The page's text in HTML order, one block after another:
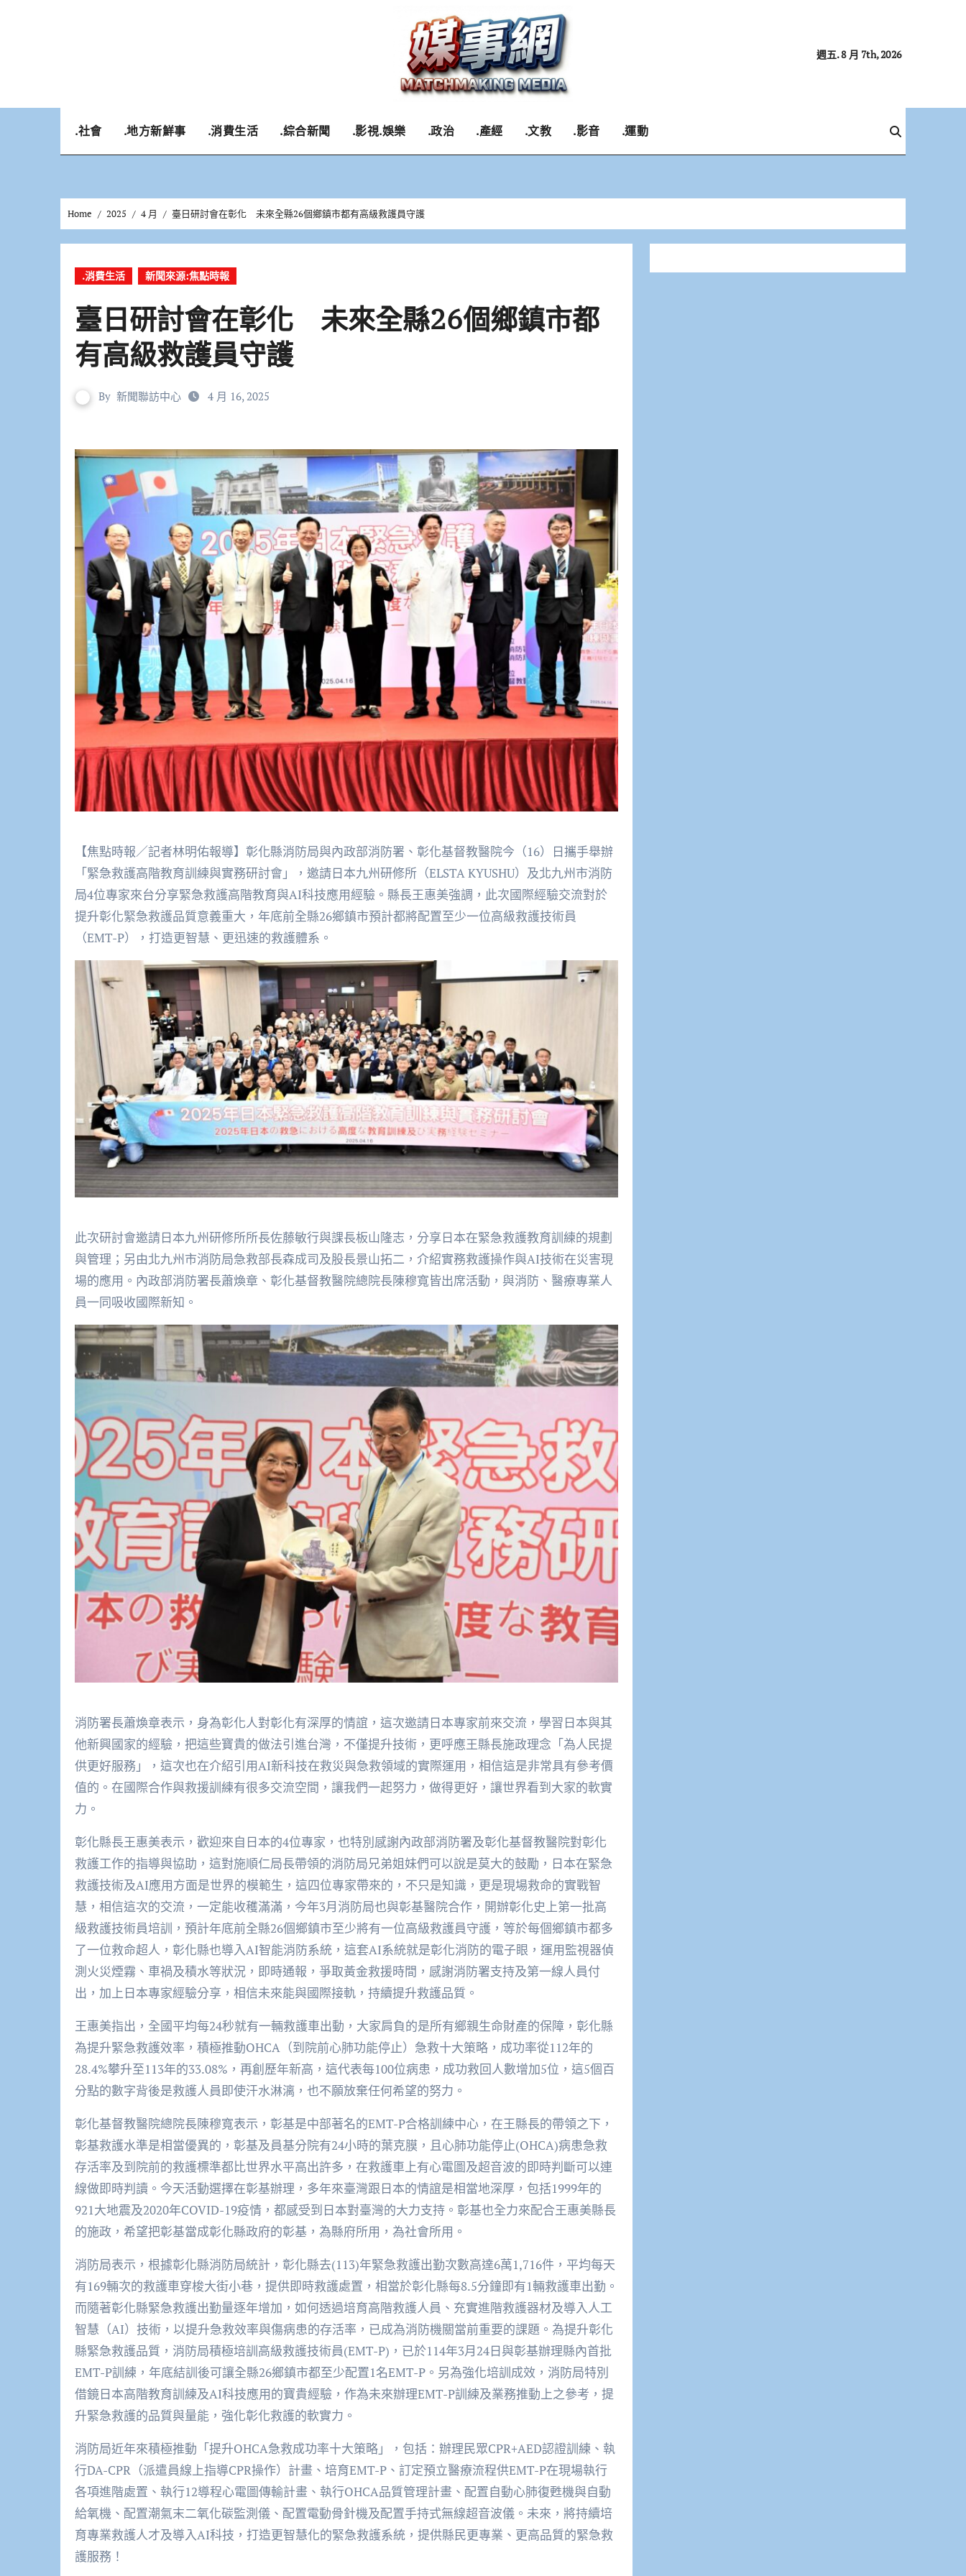
週五. 8 月 7th, 2026
.社會 .地方新鮮事 .消費生活 .綜合新聞 .影視.娛樂 .政治 .產經 .文教 .影音 .運動
Home 2025 4 月 臺日研討會在彰化 未來全縣26個鄉鎮市都有高級救護員守護
.消費生活 新聞來源:焦點時報
臺日研討會在彰化 未來全縣26個鄉鎮市都
有高級救護員守護
By 新聞聯訪中心 4 月 16, 2025
【焦點時報／記者林明佑報導】彰化縣消防局與內政部消防署、彰化基督教醫院今（16）日攜手舉辦
「緊急救護高階教育訓練與實務研討會」，邀請日本九州研修所（ELSTA KYUSHU）及北九州市消防
局4位專家來台分享緊急救護高階教育與AI科技應用經驗。縣長王惠美強調，此次國際經驗交流對於
提升彰化緊急救護品質意義重大，年底前全縣26鄉鎮市預計都將配置至少一位高級救護技術員
（EMT-P），打造更智慧、更迅速的救護體系。
此次研討會邀請日本九州研修所所長佐藤敏行與課長板山隆志，分享日本在緊急救護教育訓練的規劃
與管理；另由北九州市消防局急救部長森成司及股長景山拓二，介紹實務救護操作與AI技術在災害現
場的應用。內政部消防署長蕭煥章、彰化基督教醫院總院長陳穆寬皆出席活動，與消防、醫療專業人
員一同吸收國際新知。
消防署長蕭煥章表示，身為彰化人對彰化有深厚的情誼，這次邀請日本專家前來交流，學習日本與其
他新興國家的經驗，把這些寶貴的做法引進台灣，不僅提升技術，更呼應王縣長施政理念「為人民提
供更好服務」，這次也在介紹引用AI新科技在救災與急救領域的實際運用，相信這是非常具有參考價
值的。在國際合作與救援訓練有很多交流空間，讓我們一起努力，做得更好，讓世界看到大家的軟實
力。
彰化縣長王惠美表示，歡迎來自日本的4位專家，也特別感謝內政部消防署及彰化基督教醫院對彰化
救護工作的指導與協助，這對施順仁局長帶領的消防局兄弟姐妹們可以說是莫大的鼓勵，日本在緊急
救護技術及AI應用方面是世界的模範生，這四位專家帶來的，不只是知識，更是現場救命的實戰智
慧，相信這次的交流，一定能收穫滿滿，今年3月消防局也與彰基醫院合作，開辦彰化史上第一批高
級救護技術員培訓，預計年底前全縣26個鄉鎮市至少將有一位高級救護員守護，等於每個鄉鎮市都多
了一位救命超人，彰化縣也導入AI智能消防系統，這套AI系統就是彰化消防的電子眼，運用監視器偵
測火災煙霧、車禍及積水等狀況，即時通報，爭取黃金救援時間，感謝消防署支持及第一線人員付
出，加上日本專家經驗分享，相信未來能與國際接軌，持續提升救護品質。
王惠美指出，全國平均每24秒就有一輛救護車出動，大家肩負的是所有鄉親生命財產的保障，彰化縣
為提升緊急救護效率，積極推動OHCA（到院前心肺功能停止）急救十大策略，成功率從112年的
28.4%攀升至113年的33.08%，再創歷年新高，這代表每100位病患，成功救回人數增加5位，這5個百
分點的數字背後是救護人員即使汗水淋漓，也不願放棄任何希望的努力。
彰化基督教醫院總院長陳穆寬表示，彰基是中部著名的EMT-P合格訓練中心，在王縣長的帶領之下，
彰基救護水準是相當優異的，彰基及員基分院有24小時的葉克膜，且心肺功能停止(OHCA)病患急救
存活率及到院前的救護標準都比世界水平高出許多，在救護車上有心電圖及超音波的即時判斷可以連
線做即時判讀。今天活動選擇在彰基辦理，多年來臺灣跟日本的情誼是相當地深厚，包括1999年的
921大地震及2020年COVID-19疫情，都感受到日本對臺灣的大力支持。彰基也全力來配合王惠美縣長
的施政，希望把彰基當成彰化縣政府的彰基，為縣府所用，為社會所用。
消防局表示，根據彰化縣消防局統計，彰化縣去(113)年緊急救護出勤次數高達6萬1,716件，平均每天
有169輛次的救護車穿梭大街小巷，提供即時救護處置，相當於彰化縣每8.5分鐘即有1輛救護車出勤。
而隨著彰化縣緊急救護出勤量逐年增加，如何透過培育高階救護人員、充實進階救護器材及導入人工
智慧（AI）技術，以提升急救效率與傷病患的存活率，已成為消防機關當前重要的課題。為提升彰化
縣緊急救護品質，消防局積極培訓高級救護技術員(EMT-P)，已於114年3月24日與彰基辦理縣內首批
EMT-P訓練，年底結訓後可讓全縣26鄉鎮市都至少配置1名EMT-P。另為強化培訓成效，消防局特別
借鏡日本高階教育訓練及AI科技應用的寶貴經驗，作為未來辦理EMT-P訓練及業務推動上之參考，提
升緊急救護的品質與量能，強化彰化救護的軟實力。
消防局近年來積極推動「提升OHCA急救成功率十大策略」，包括：辦理民眾CPR+AED認證訓練、執
行DA-CPR（派遣員線上指導CPR操作）計畫、培育EMT-P、訂定預立醫療流程供EMT-P在現場執行
各項進階處置、執行12導程心電圖傳輸計畫、執行OHCA品質管理計畫、配置自動心肺復甦機與自動
給氧機、配置潮氣末二氧化碳監測儀、配置電動骨針機及配置手持式無線超音波儀。未來，將持續培
育專業救護人才及導入AI科技，打造更智慧化的緊急救護系統，提供縣民更專業、更高品質的緊急救
護服務！